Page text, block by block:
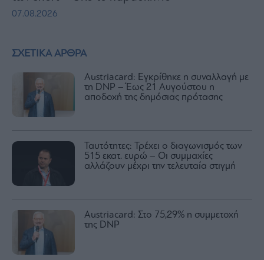
ΣΧΕΤΙΚΑ ΑΡΘΡΑ
Austriacard: Εγκρίθηκε η συναλλαγή με
τη DNP – Έως 21 Αυγούστου η
αποδοχή της δημόσιας πρότασης
Ταυτότητες: Τρέχει ο διαγωνισμός των
515 εκατ. ευρώ – Οι συμμαχίες
αλλάζουν μέχρι την τελευταία στιγμή
Austriacard: Στο 75,29% η συμμετοχή
της DNP
07.08.2026